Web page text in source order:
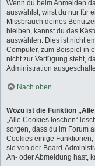
Wenn du beim Anmelden
auswählst, wirst du nur für
Missbrauch deines
bleiben, kannst du das
auswählen. Dies ist nicht
Computer, zum Beispiel in
nicht zur Verfügung steht,
Administration
Nach oben
Wozu ist die Funktion
„Alle Cookies löschen“
sorgen, dass du im Forum
Cookies einige Funktionen,
sie von der Board-
An- oder Abmeldung hast,